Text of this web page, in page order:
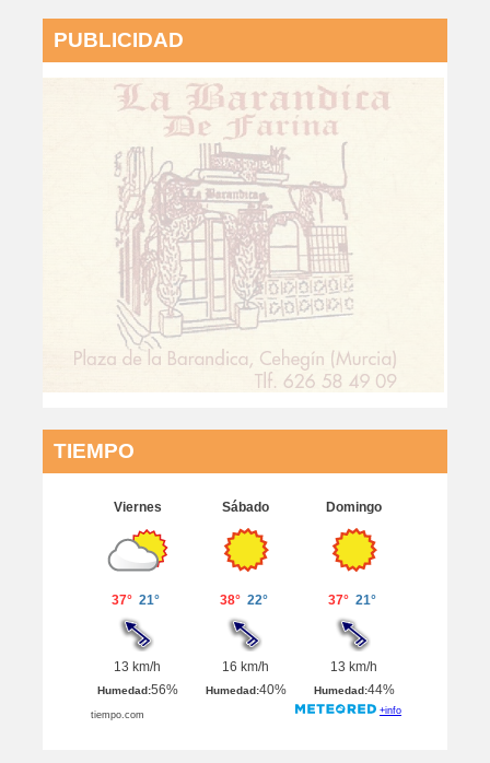
PUBLICIDAD
TIEMPO